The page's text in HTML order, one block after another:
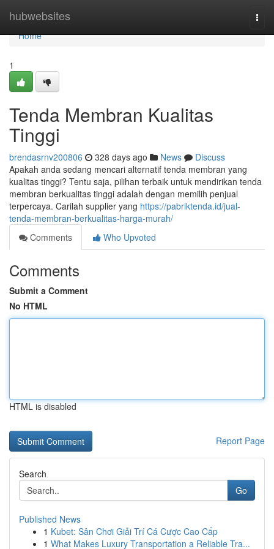
hubwebsites
Home
Home
1
Tenda Membran Kualitas
Tinggi
brendasrnv200806 328 days ago News
Discuss
Apakah anda sedang mencari alternatif tenda membran yang
kualitas tinggi? Tentu saja, pilihan terbaik untuk mendirikan tenda
membran berkualitas tinggi adalah dengan memilih penjual
terpercaya. Carilah supplier yang https://pabriktenda.id/jual-
tenda-membran-berkualitas-harga-murah/
Comments
Who Upvoted
Comments
Submit a Comment
No HTML
HTML is disabled
Report Page
Search
Go
Published News
1 Kubet: Sân Chơi Giải Trí Cá Cược Cao Cấp
1 What Makes Luxury Transportation a Reliable Tra...